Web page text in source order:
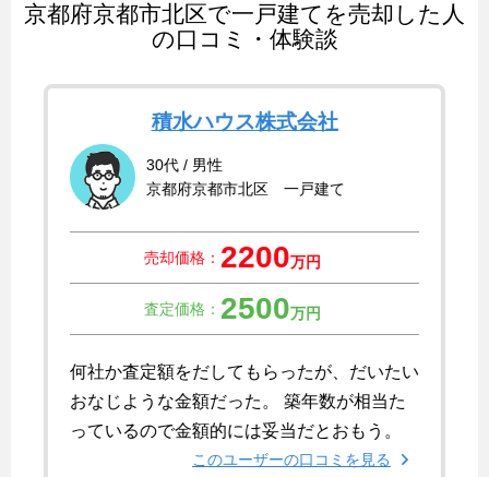
京都府京都市北区で一戸建てを売却した人
の口コミ・体験談
積水ハウス株式会社
30代 / 男性
京都府京都市北区 一戸建て
売却価格： 2200万円
査定価格： 2500万円
何社か査定額をだしてもらったが、だいたい
おなじような金額だった。 築年数が相当た
っているので金額的には妥当だとおもう。
このユーザーの口コミを見る